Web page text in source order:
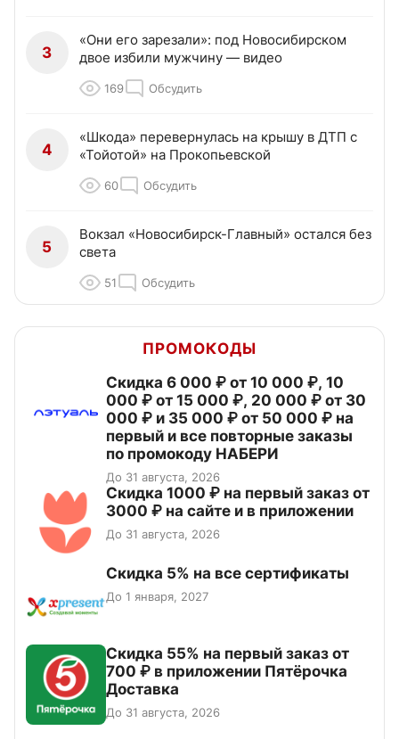
3
«Они его зарезали»: под Новосибирском
двое избили мужчину — видео
169 Обсудить
4
«Шкода» перевернулась на крышу в ДТП с
«Тойотой» на Прокопьевской
60 Обсудить
5
Вокзал «Новосибирск-Главный» остался без
света
51 Обсудить
ПРОМОКОДЫ
Скидка 6 000 ₽ от 10 000 ₽, 10
000 ₽ от 15 000 ₽, 20 000 ₽ от 30
000 ₽ и 35 000 ₽ от 50 000 ₽ на
первый и все повторные заказы
по промокоду НАБЕРИ
До 31 августа, 2026
Скидка 1000 ₽ на первый заказ от
3000 ₽ на сайте и в приложении
До 31 августа, 2026
Скидка 5% на все сертификаты
До 1 января, 2027
Скидка 55% на первый заказ от
700 ₽ в приложении Пятёрочка
Доставка
До 31 августа, 2026